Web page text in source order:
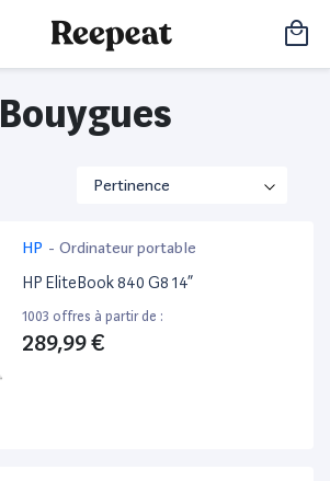
Bouygues
HP - Ordinateur portable
HP EliteBook 840 G8 14”
1003 offres à partir de :
289,99 €